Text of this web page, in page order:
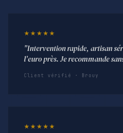
★★★★★
"Intervention rapide, artisan
l'euro près. Je recommande
Client vérifié · Brouy
★★★★★